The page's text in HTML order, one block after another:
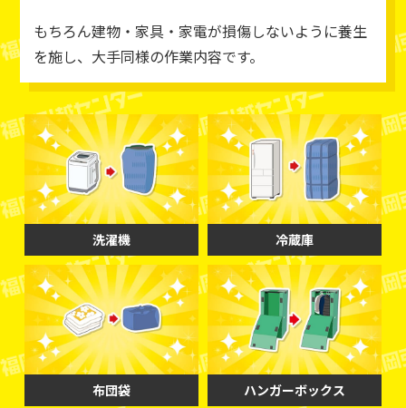
もちろん建物・家具・家電が損傷しないように養生
を施し、大手同様の作業内容です。
洗濯機 冷蔵庫
布団袋 ハンガーボックス